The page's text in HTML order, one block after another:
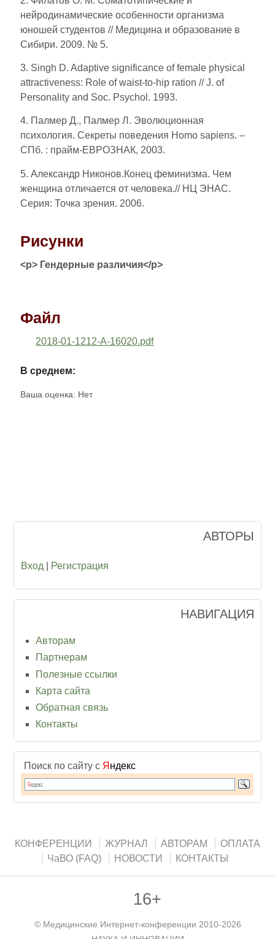
нейродинамические особенности организма
юношей студентов // Медицина и образование в
Сибири. 2009. № 5.
3. Singh D. Adaptive significance of female physical
attractiveness: Role of waist-to-hip ration // J. of
Personality and Soc. Psychol. 1993.
4. Палмер Д., Палмер Л. Эволюционная
психология. Секреты поведения Homo sapiens. –
СПб. : прайм-ЕВРОЗНАК, 2003.
5. Александр Никонов.Конец феминизма. Чем
женщина отличается от человека.// НЦ ЭНАС.
Серия: Точка зрения. 2006.
Рисунки
<p> Гендерные различия</p>
Файл
2018-01-1212-A-16020.pdf
В среднем:
Ваша оценка: Нет
АВТОРЫ
Вход Регистрация
НАВИГАЦИЯ
Авторам
Партнерам
Полезные ссылки
Карта сайта
Обратная связь
Контакты
Поиск по сайту с Я ндекс
КОНФЕРЕНЦИИ ЖУРНАЛ АВТОРАМ
ОПЛАТА
ЧаВО (FAQ)
НОВОСТИ КОНТАКТЫ
16+
© Медицинские Интернет-конференции 2010-2026